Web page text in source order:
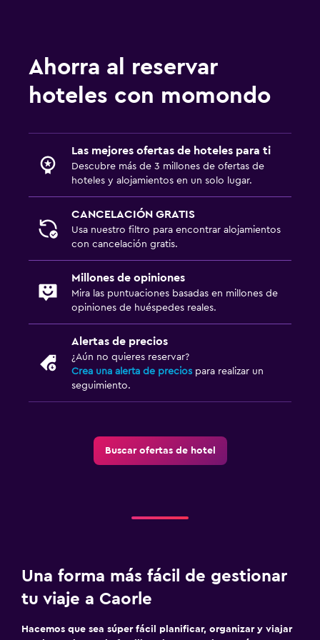
Tendedero
Zona de trabajo
Ahorra al reservar
hoteles con momondo
Las mejores ofertas de hoteles para ti
Descubre más de 3 millones de ofertas de
hoteles y alojamientos en un solo lugar.
CANCELACIÓN GRATIS
Usa nuestro filtro para encontrar alojamientos
con cancelación gratis.
Millones de opiniones
Mira las puntuaciones basadas en millones de
opiniones de huéspedes reales.
Alertas de precios
¿Aún no quieres reservar?
Crea una alerta de precios para realizar un
seguimiento.
Buscar ofertas de hotel
Una forma más fácil de gestionar
tu viaje a Caorle
Hacemos que sea súper fácil planificar, organizar y viajar